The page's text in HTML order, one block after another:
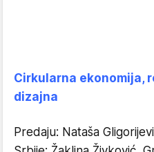
Cirkularna ekonomija,
dizajna
Predaju: Nataša